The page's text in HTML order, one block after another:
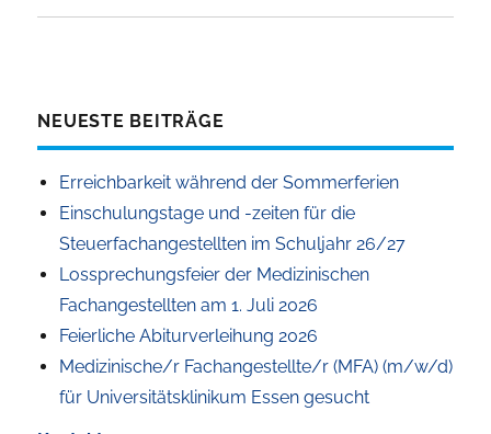
NEUESTE BEITRÄGE
Erreichbarkeit während der Sommerferien
Einschulungstage und -zeiten für die
Steuerfachangestellten im Schuljahr 26/27
Lossprechungsfeier der Medizinischen
Fachangestellten am 1. Juli 2026
Feierliche Abiturverleihung 2026
Medizinische/r Fachangestellte/r (MFA) (m/w/d)
für Universitätsklinikum Essen gesucht